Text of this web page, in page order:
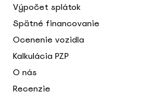
Výpočet splátok
Spätné financovanie
Ocenenie vozidla
Kalkulácia PZP
O nás
Recenzie